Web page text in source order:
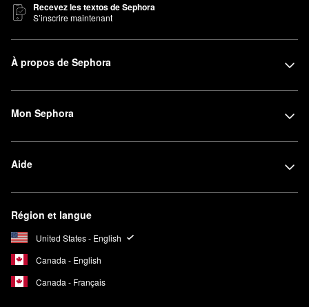
Recevez les textos de Sephora
S’inscrire maintenant
À propos de Sephora
Mon Sephora
Aide
Région et langue
United States - English
Canada - English
Canada - Français